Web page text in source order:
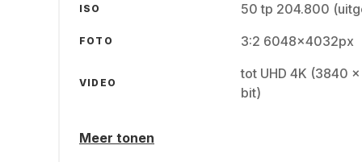
ISO 50 tp 204.800
FOTO 3:2 6048x4032px
VIDEO
tot UHD 4K (3840
bit)
Meer tonen